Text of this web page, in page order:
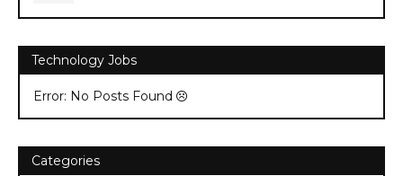
Technology Jobs
Error: No Posts Found
Categories